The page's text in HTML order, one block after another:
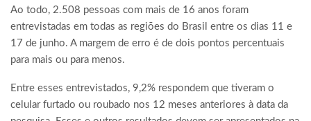
Ao todo, 2.508 pessoas com mais de 16 anos foram
entrevistadas em todas as regiões do Brasil entre os dias 11 e
17 de junho. A margem de erro é de dois pontos percentuais
para mais ou para menos.
Entre esses entrevistados, 9,2% respondem que tiveram o
celular furtado ou roubado nos 12 meses anteriores à data da